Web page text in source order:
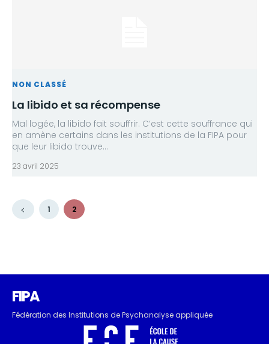
NON CLASSÉ
La libido et sa récompense
Mal logée, la libido fait souffrir. C’est cette souffrance qui
en amène certains dans les institutions de la FIPA pour
que leur libido trouve...
23 avril 2025
1 2
FIPA
Fédération des Institutions de Psychanalyse appliquée